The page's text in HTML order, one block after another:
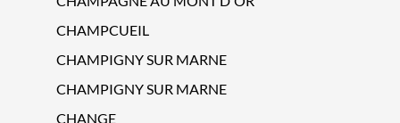
CHAMPCUEIL
CHAMPIGNY SUR MARNE
CHAMPIGNY SUR MARNE
CHANGE